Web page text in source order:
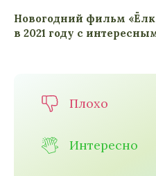
Новогодний фильм
в 2021 году с
Плохо
Интересно